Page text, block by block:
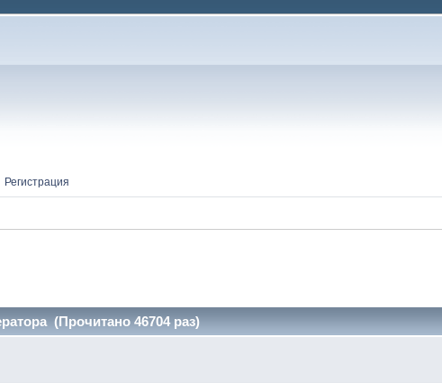
Регистрация
(Прочитано 46704 раз)